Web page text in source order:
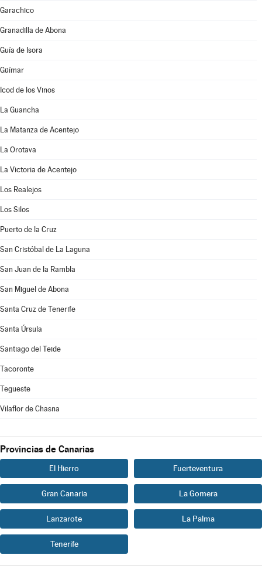
Garachico
Granadilla de Abona
Guía de Isora
Güímar
Icod de los Vinos
La Guancha
La Matanza de Acentejo
La Orotava
La Victoria de Acentejo
Los Realejos
Los Silos
Puerto de la Cruz
San Cristóbal de La Laguna
San Juan de la Rambla
San Miguel de Abona
Santa Cruz de Tenerife
Santa Úrsula
Santiago del Teide
Tacoronte
Tegueste
Vilaflor de Chasna
Provincias de Canarias
El Hierro Fuerteventura
Gran Canaria La Gomera
Lanzarote La Palma
Tenerife